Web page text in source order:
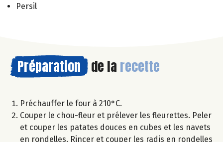
Persil
Préparation de la recette
Préchauffer le four à 210°C.
Couper le chou-fleur et prélever les fleurettes. Peler
et couper les patates douces en cubes et les navets
en rondelles. Rincer et couper les radis en rondelles